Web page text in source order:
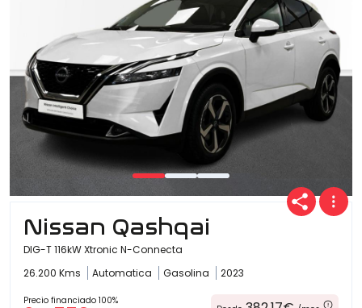
Nissan Qashqai
DIG-T 116kW Xtronic N-Connecta
26.200 Kms
Automatica Gasolina 2023
Precio financiado 100%